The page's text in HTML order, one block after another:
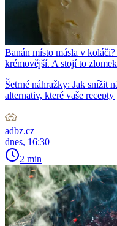
Banán místo másla v
krémovější. A stojí to
Šetrné náhražky: Jak snížit
alternativ, které vaše recepty
adbz.cz
dnes, 16:30
2 min